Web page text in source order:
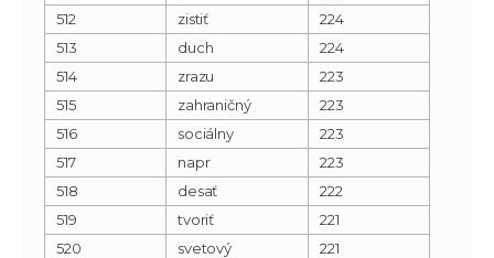
512
zistiť
224
513
duch
224
514
zrazu
223
515
zahraničný
223
516
sociálny
223
517
napr
223
518
desať
222
519
tvoriť
221
520
svetový
221